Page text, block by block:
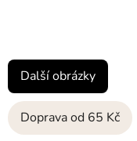
Doprava od 65 Kč
Další obrázky